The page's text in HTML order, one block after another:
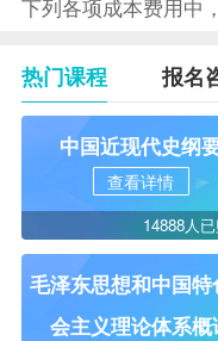
下列各项成本费用中
热门课程 报名
中国近现代史纲
查看详情
14888人
毛泽东思想和中国特
会主义理论体系概